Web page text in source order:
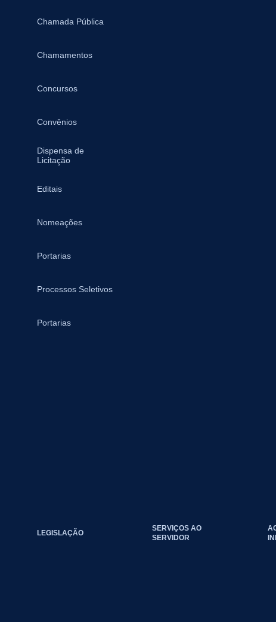
Chamada Pública
Chamamentos
Concursos
Convênios
Dispensa de
Licitação
Editais
Nomeações
Portarias
Processos Seletivos
Portarias
LEGISLAÇÃO
SERVIÇOS AO
SERVIDOR